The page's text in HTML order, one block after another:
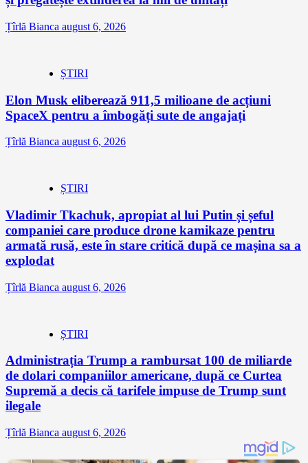
Țîrlă Bianca august 6, 2026
ȘTIRI
Elon Musk eliberează 911,5 milioane de acțiuni
SpaceX pentru a îmbogăți sute de angajați
Țîrlă Bianca august 6, 2026
ȘTIRI
Vladimir Tkachuk, apropiat al lui Putin și șeful
companiei care produce drone kamikaze pentru
armată rusă, este în stare critică după ce mașina sa a
explodat
Țîrlă Bianca august 6, 2026
ȘTIRI
Administrația Trump a rambursat 100 de miliarde
de dolari companiilor americane, după ce Curtea
Supremă a decis că tarifele impuse de Trump sunt
ilegale
Țîrlă Bianca august 6, 2026